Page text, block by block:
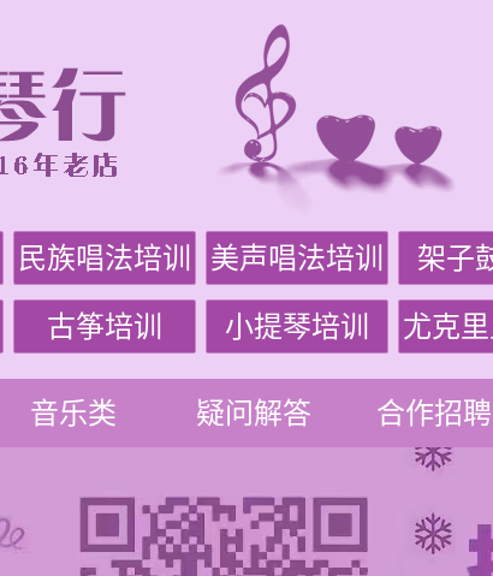
民族唱法培训 美声唱法培训 架子
古筝培训 小提琴培训 尤克
音乐类 疑问解答 合作招聘